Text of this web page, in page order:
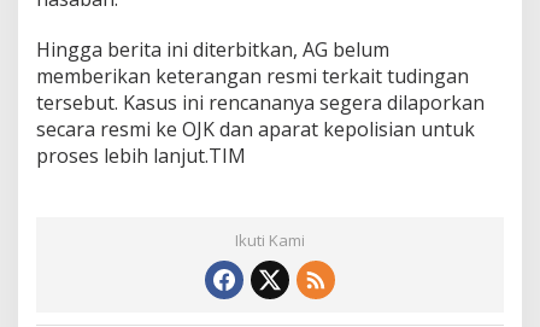
Hingga berita ini diterbitkan, AG belum
memberikan keterangan resmi terkait tudingan
tersebut. Kasus ini rencananya segera dilaporkan
secara resmi ke OJK dan aparat kepolisian untuk
proses lebih lanjut.TIM
Ikuti Kami